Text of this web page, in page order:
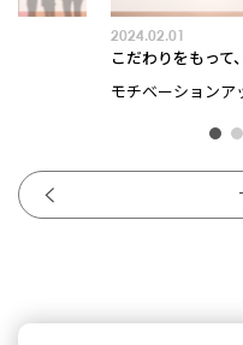
こだわりをもって、仕事をする
モチベーションアップ